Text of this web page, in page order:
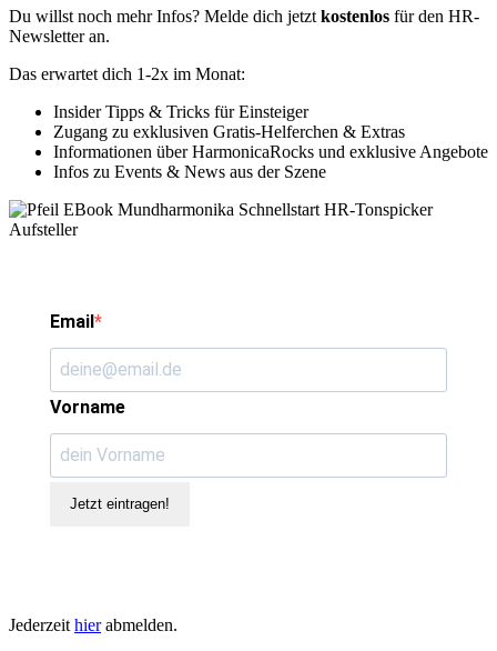
Du willst noch mehr Infos? Melde dich jetzt kostenlos für den HR-
Newsletter an.
Das erwartet dich 1-2x im Monat:
Insider Tipps & Tricks für Einsteiger
Zugang zu exklusiven Gratis-Helferchen & Extras
Informationen über HarmonicaRocks und exklusive Angebote
Infos zu Events & News aus der Szene
Email
Vorname
Jetzt eintragen!
Jederzeit hierabmelden.